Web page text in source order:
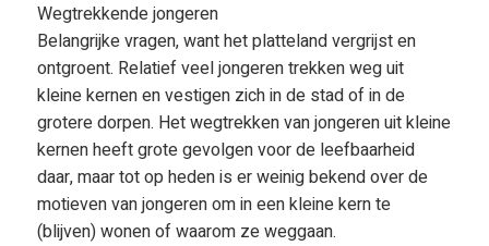
Wegtrekkende jongeren
Belangrijke vragen, want het platteland vergrijst en
ontgroent. Relatief veel jongeren trekken weg uit
kleine kernen en vestigen zich in de stad of in de
grotere dorpen. Het wegtrekken van jongeren uit kleine
kernen heeft grote gevolgen voor de leefbaarheid
daar, maar tot op heden is er weinig bekend over de
motieven van jongeren om in een kleine kern te
(blijven) wonen of waarom ze weggaan.